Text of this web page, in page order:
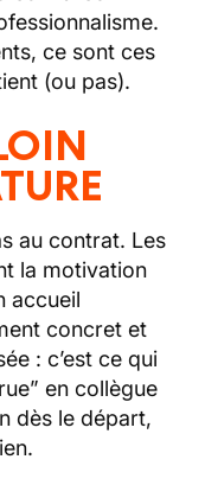
ce sont ces
(ou pas).
au contrat. Les
la motivation
accueil
concret et
: c’est ce qui
en collègue
dès le départ,